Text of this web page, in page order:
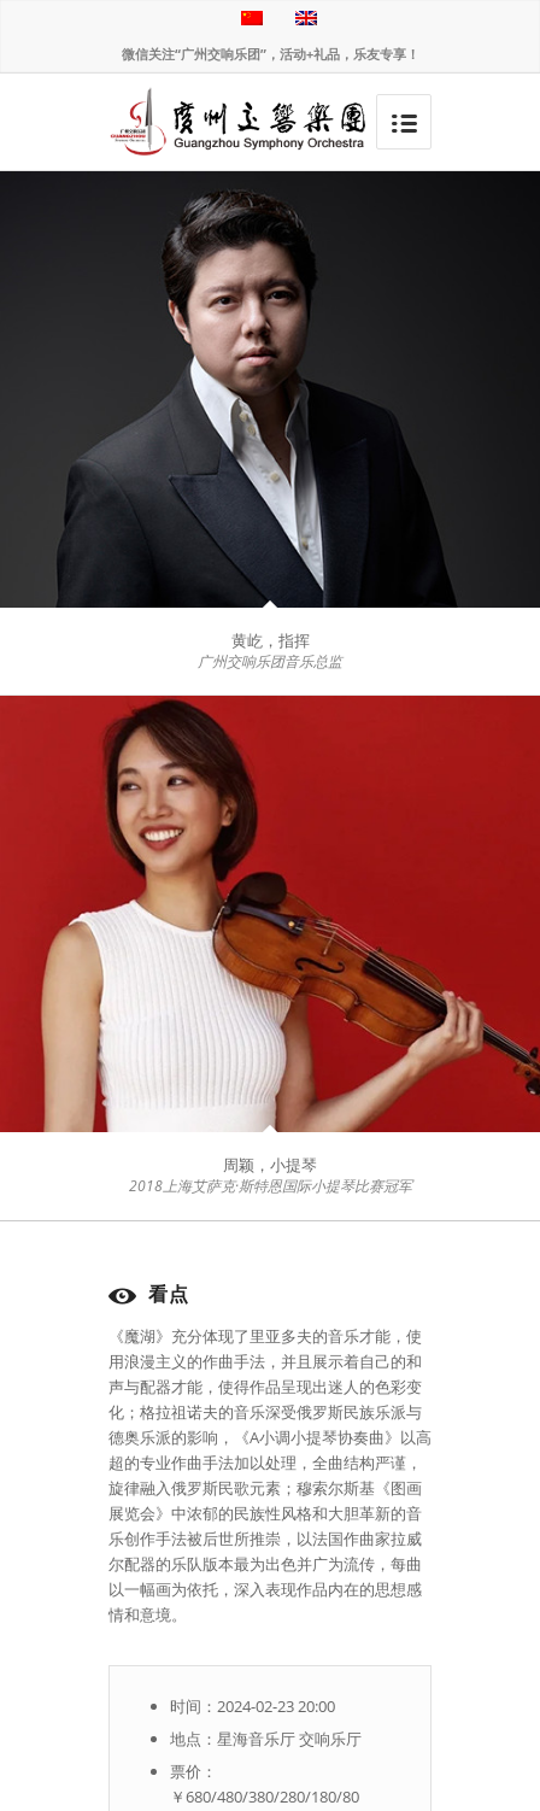
微信关注“广州交响乐团”，活动+礼品，乐友专享！
黄屹，指挥
广州交响乐团音乐总监
周颖，小提琴
2018上海艾萨克·斯特恩国际小提琴比赛冠军
看点
《魔湖》充分体现了里亚多夫的音乐才能，使
用浪漫主义的作曲手法，并且展示着自己的和
声与配器才能，使得作品呈现出迷人的色彩变
化；格拉祖诺夫的音乐深受俄罗斯民族乐派与
德奥乐派的影响，《A小调小提琴协奏曲》以高
超的专业作曲手法加以处理，全曲结构严谨，
旋律融入俄罗斯民歌元素；穆索尔斯基《图画
展览会》中浓郁的民族性风格和大胆革新的音
乐创作手法被后世所推崇，以法国作曲家拉威
尔配器的乐队版本最为出色并广为流传，每曲
以一幅画为依托，深入表现作品内在的思想感
情和意境。
时间：2024-02-23 20:00
地点：星海音乐厅 交响乐厅
票价：
￥680/480/380/280/180/80